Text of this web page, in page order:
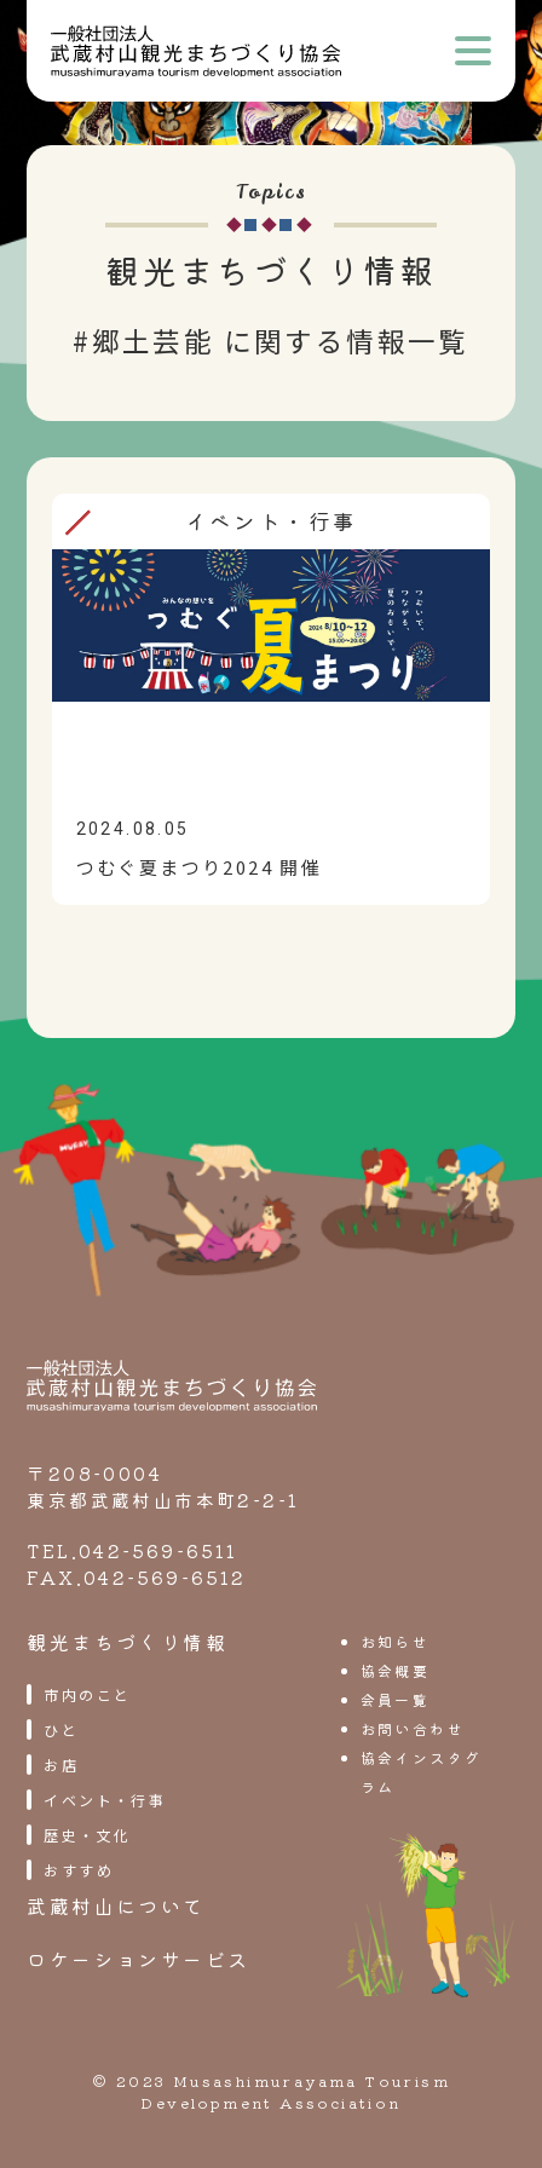
Topics
観光まちづくり情報
#郷土芸能 に関する情報一覧
イベント・行事
2024.08.05
つむぐ夏まつり2024 開催
〒208-0004
東京都武蔵村山市本町2-2-1
TEL.042-569-6511
FAX.042-569-6512
観光まちづくり情報
市内のこと
ひと
お店
イベント・行事
歴史・文化
おすすめ
武蔵村山について
ロケーションサービス
お知らせ
協会概要
会員一覧
お問い合わせ
協会インスタグ
ラム
© 2023 Musashimurayama Tourism
Development Association